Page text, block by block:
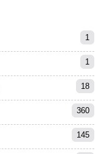
1
1
18
360
145